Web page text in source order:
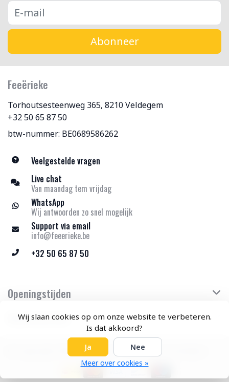
Wij slaan cookies op om onze website te verbeteren.
Is dat akkoord?
Ja
Nee
Meer over cookies »
Abonneer
Feeërieke
Torhoutsesteenweg 365, 8210 Veldegem
+32 50 65 87 50
btw-nummer: BE0689586262
Veelgestelde vragen
Live chat
Van maandag tem vrijdag
WhatsApp
Wij antwoorden zo snel mogelijk
Support via email
info@feeerieke.be
+32 50 65 87 50
Openingstijden
Klantenservice
© Copyright 2026 Feeërieke - Theme by